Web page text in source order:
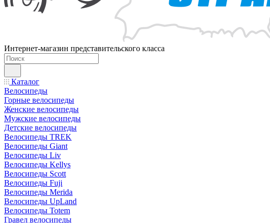
Интернет-магазин представительского класса
Каталог
Велосипеды
Горные велосипеды
Женские велосипеды
Мужские велосипеды
Детские велосипеды
Велосипеды TREK
Велосипеды Giant
Велосипеды Liv
Велосипеды Kellys
Велосипеды Scott
Велосипеды Fuji
Велосипеды Merida
Велосипеды UpLand
Велосипеды Totem
Гравел велосипеды